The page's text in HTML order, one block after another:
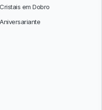
Cristais em Dobro
Aniversariante